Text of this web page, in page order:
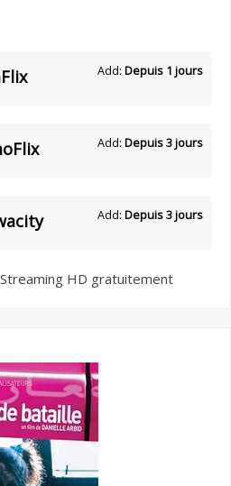
Add: Depuis 1 jours
Add: Depuis 3 jours
Add: Depuis 3 jours
HD gratuitement